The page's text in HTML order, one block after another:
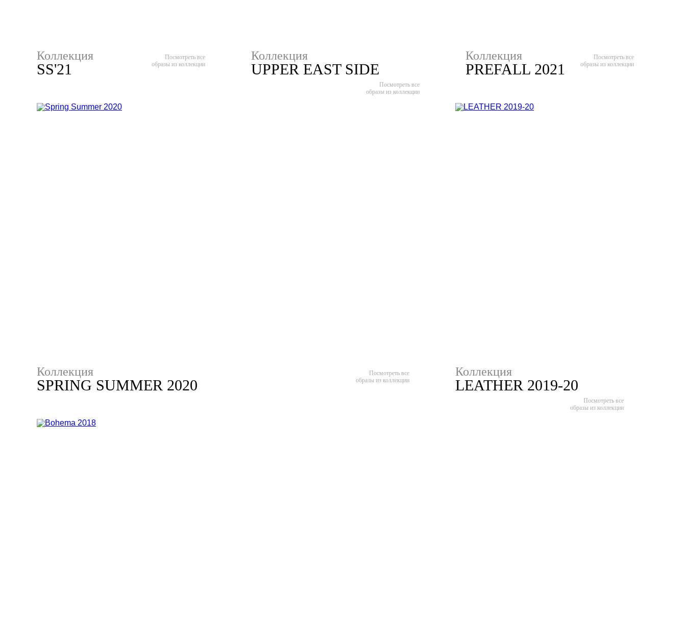
Коллекция
SS'21
Посмотреть все
образы из коллекции
Коллекция
UPPER EAST SIDE
Посмотреть все
образы из коллекции
Коллекция
PREFALL 2021
Посмотреть все
образы из коллекции
Коллекция
SPRING SUMMER 2020
Посмотреть все
образы из коллекции
Коллекция
LEATHER 2019-20
Посмотреть все
образы из коллекции